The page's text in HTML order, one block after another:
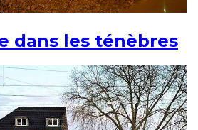
dans les ténèbres